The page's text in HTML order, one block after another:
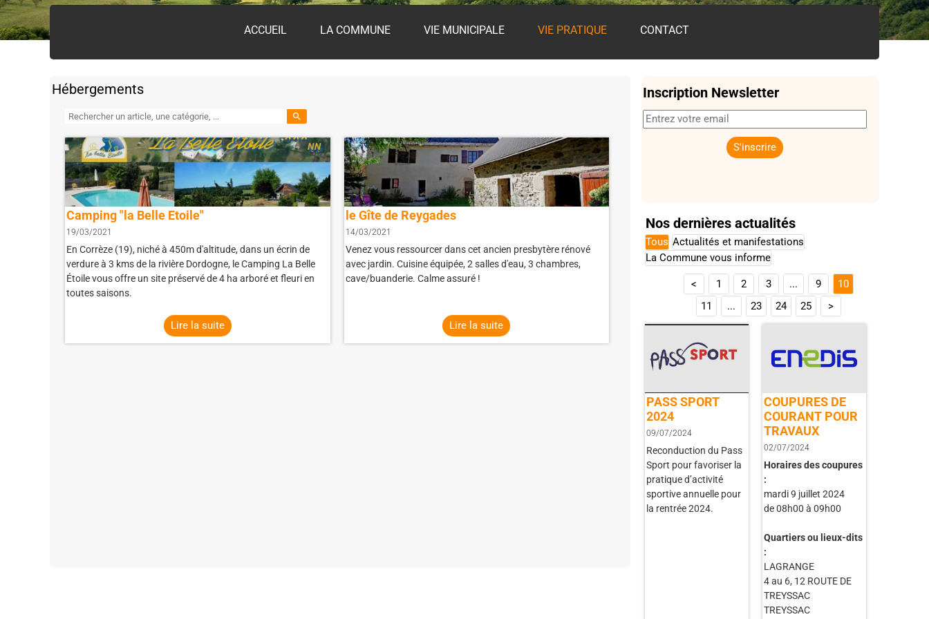
ACCUEIL LA COMMUNE VIE MUNICIPALE VIE PRATIQUE CONTACT
Nos dernières actualités
Inscription Newsletter
Hébergements
search
Camping "la Belle Etoile"
19/03/2021
En Corrèze (19), niché à 450m d'altitude, dans un écrin de
verdure à 3 kms de la rivière Dordogne, le Camping La Belle
Étoile vous offre un site préservé de 4 ha arboré et fleuri en
toutes saisons.
Lire la suite
le Gîte de Reygades
14/03/2021
Venez vous ressourcer dans cet ancien presbytère rénové
avec jardin. Cuisine équipée, 2 salles d'eau, 3 chambres,
cave/buanderie. Calme assuré !
Lire la suite
Tous Actualités et manifestations
La Commune vous informe
< 1 2 3 ... 9
10
11
... 23 24 25 >
PASS SPORT
2024
09/07/2024
Reconduction du Pass
Sport pour favoriser la
pratique d’activité
sportive annuelle pour
la rentrée 2024.
COUPURES DE
COURANT POUR
TRAVAUX
02/07/2024
Horaires des coupures
:
mardi 9 juillet 2024
de 08h00 à 09h00
Quartiers ou lieux-dits
:
LAGRANGE
4 au 6, 12 ROUTE DE
TREYSSAC
TREYSSAC